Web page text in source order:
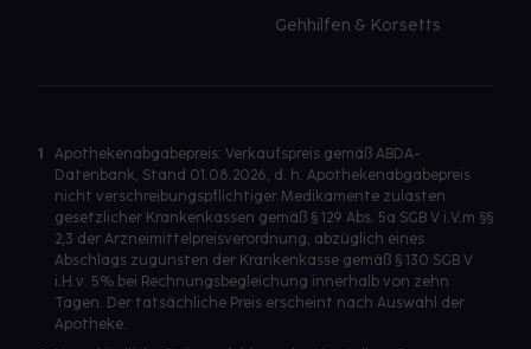
Gehhilfen & Korsetts
1
Apothekenabgabepreis: Verkaufspreis gemäß ABDA-
Datenbank, Stand 01.08.2026, d. h. Apothekenabgabepreis
nicht verschreibungspflichtiger Medikamente zulasten
gesetzlicher Krankenkassen gemäß § 129 Abs. 5a SGB V i.V.m §§
2,3 der Arzneimittelpreisverordnung, abzüglich eines
Abschlags zugunsten der Krankenkasse gemäß § 130 SGB V
i.H.v. 5% bei Rechnungsbegleichung innerhalb von zehn
Tagen. Der tatsächliche Preis erscheint nach Auswahl der
Apotheke.